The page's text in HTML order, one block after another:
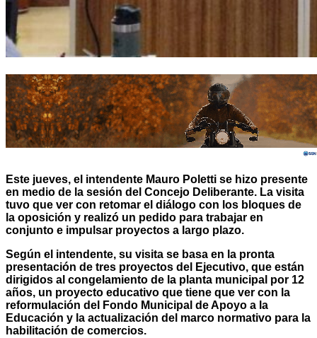
Este jueves, el intendente Mauro Poletti se hizo presente
en medio de la sesión del Concejo Deliberante. La visita
tuvo que ver con retomar el diálogo con los bloques de
la oposición y realizó un pedido para trabajar en
conjunto e impulsar proyectos a largo plazo.
Según el intendente, su visita se basa en la pronta
presentación de tres proyectos del Ejecutivo, que están
dirigidos al congelamiento de la planta municipal por 12
años, un proyecto educativo que tiene que ver con la
reformulación del Fondo Municipal de Apoyo a la
Educación y la actualización del marco normativo para la
habilitación de comercios.